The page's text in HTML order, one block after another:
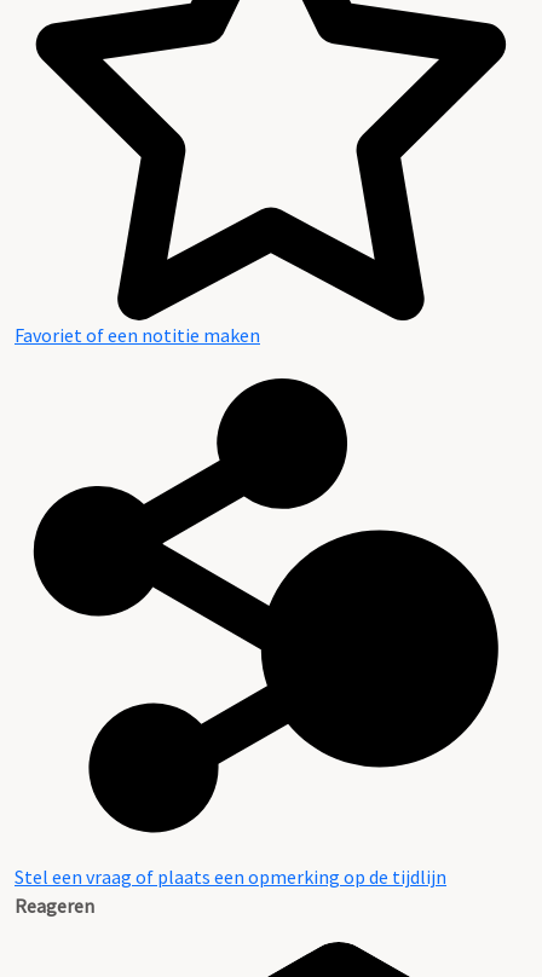
Favoriet of een notitie maken
Stel een vraag of plaats een opmerking op de tijdlijn
Reageren